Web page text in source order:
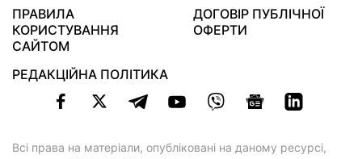
ПРАВИЛА
КОРИСТУВАННЯ
САЙТОМ
ДОГОВІР ПУБЛІЧНОЇ
ОФЕРТИ
РЕДАКЦІЙНА ПОЛІТИКА
Всі права на матеріали, опубліковані на даному ресурсі,